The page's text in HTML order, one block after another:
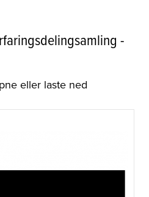
-
eller laste ned